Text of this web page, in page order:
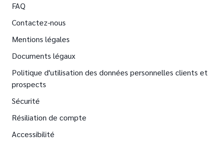
FAQ
Contactez-nous
Mentions légales
Documents légaux
Politique d'utilisation des données personnelles clients et
prospects
Sécurité
Résiliation de compte
Accessibilité